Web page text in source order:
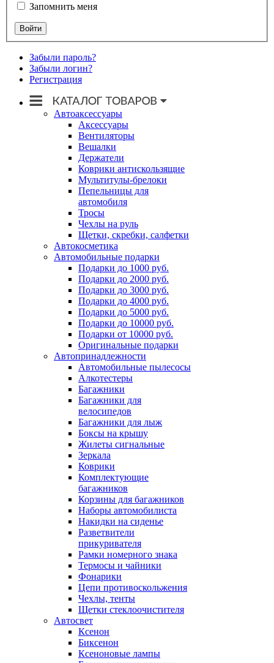
Запомнить меня
Забыли пароль?
Забыли логин?
Регистрация
Автоаксессуары
Аксессуары
Вентиляторы
Вешалки
Держатели
Коврики антискользящие
Мультитулы-брелоки
Пепельницы для
автомобиля
Тросы
Чехлы на руль
Щетки, скребки, салфетки
Автокосметика
Автомобильные подарки
Подарки до 1000 руб.
Подарки до 2000 руб.
Подарки до 3000 руб.
Подарки до 4000 руб.
Подарки до 5000 руб.
Подарки до 10000 руб.
Подарки от 10000 руб.
Оригинальные подарки
Автопринадлежности
Автомобильные пылесосы
Алкотестеры
Багажники
Багажники для
велосипедов
Багажники для лыж
Боксы на крышу
Жилеты сигнальные
Зеркала
Коврики
Комплектующие
багажников
Корзины для багажников
Наборы автомобилиста
Накидки на сиденье
Разветвители
прикуривателя
Рамки номерного знака
Термосы и чайники
Фонарики
Цепи противоскольжения
Чехлы, тенты
Щетки стеклоочистителя
Автосвет
Ксенон
Биксенон
Ксеноновые лампы